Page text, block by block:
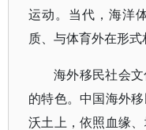
运动。当代，海洋
质、与体育外在形式
海外移民社会
的特色。中国海外
沃土上，依照血缘